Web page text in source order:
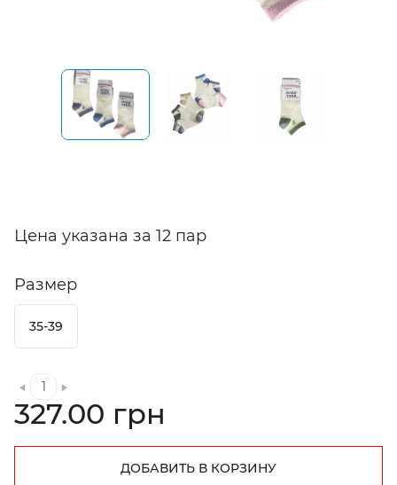
Цена указана за 12 пар
Размер
35-39
327.00 грн
ДОБАВИТЬ В КОРЗИНУ